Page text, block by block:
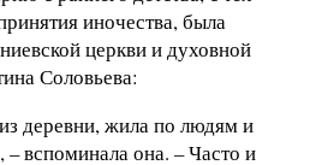
иночества, была
церкви и духовной
Соловьева:
деревни, жила по людям и
– вспоминала она. – Часто и